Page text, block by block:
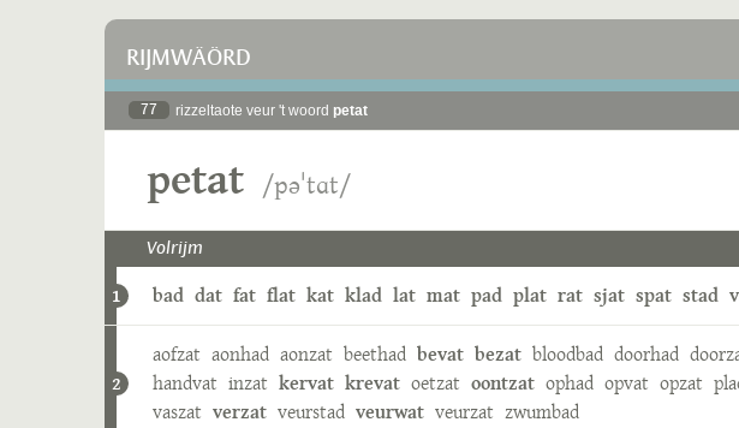
RIJMWÄÖRD
77 rizzeltaote veur 't woord petat
petat /pəˈtɑt/
Volrijm
1 bad dat fat flat kat klad lat mat pad plat rat sjat spat stad
2
aofzat aonhad aonzat beethad bevat bezat bloodbad doorhad
handvat inzat kervat krevat oetzat oontzat ophad opvat opzat
vaszat verzat veurstad veurwat veurzat zwumbad